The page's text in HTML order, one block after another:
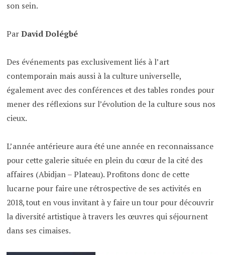
son sein.
ParDavid Dolégbé
Des événements pas exclusivement liés à l’art
contemporain mais aussi à la culture universelle,
également avec des conférences et des tables rondes pour
mener des réflexions sur l’évolution de la culture sous nos
cieux.
L’année antérieure aura été une année en reconnaissance
pour cette galerie située en plein du cœur de la cité des
affaires (Abidjan – Plateau). Profitons donc de cette
lucarne pour faire une rétrospective de ses activités en
2018, tout en vous invitant à y faire un tour pour découvrir
la diversité artistique à travers les œuvres qui séjournent
dans ses cimaises.